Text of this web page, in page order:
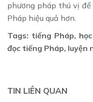
phương pháp thú vị
Pháp hiệu quả hơn.
Tags: tiếng Pháp,
đọc tiếng Pháp, luyện
TIN LIÊN QUAN